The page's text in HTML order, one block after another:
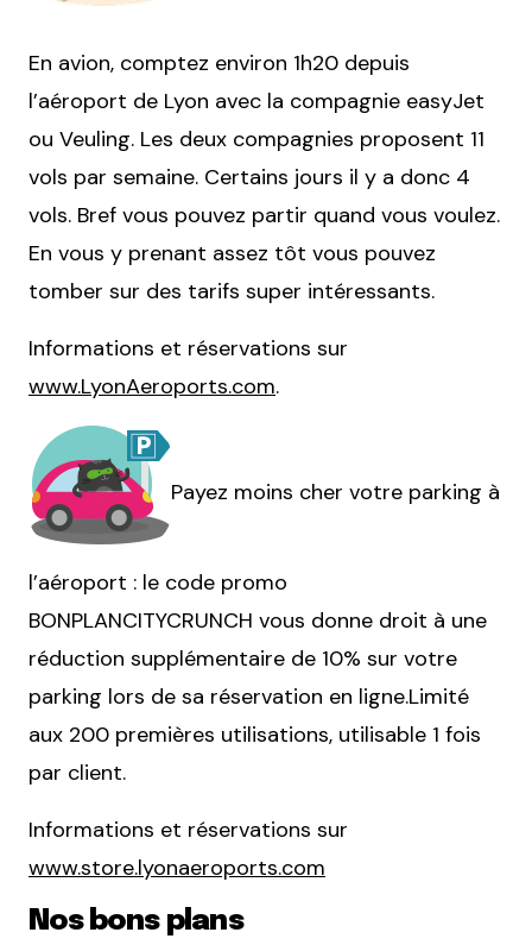
En avion, comptez environ 1h20 depuis
l’aéroport de Lyon avec la compagnie easyJet
ou Veuling. Les deux compagnies proposent 11
vols par semaine. Certains jours il y a donc 4
vols. Bref vous pouvez partir quand vous voulez.
En vous y prenant assez tôt vous pouvez
tomber sur des tarifs super intéressants.
Informations et réservations sur
www.LyonAeroports.com.
Payez moins cher votre parking à
l’aéroport : le code promo
BONPLANCITYCRUNCH vous donne droit à une
réduction supplémentaire de 10% sur votre
parking lors de sa réservation en ligne.Limité
aux 200 premières utilisations, utilisable 1 fois
par client.
Informations et réservations sur
www.store.lyonaeroports.com
Nos bons plans